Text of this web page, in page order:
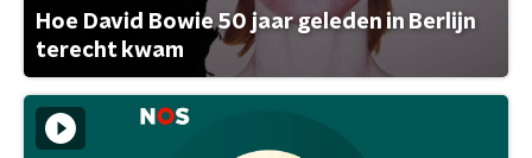
Hoe David Bowie 50 jaar geleden in Berlijn
terecht kwam